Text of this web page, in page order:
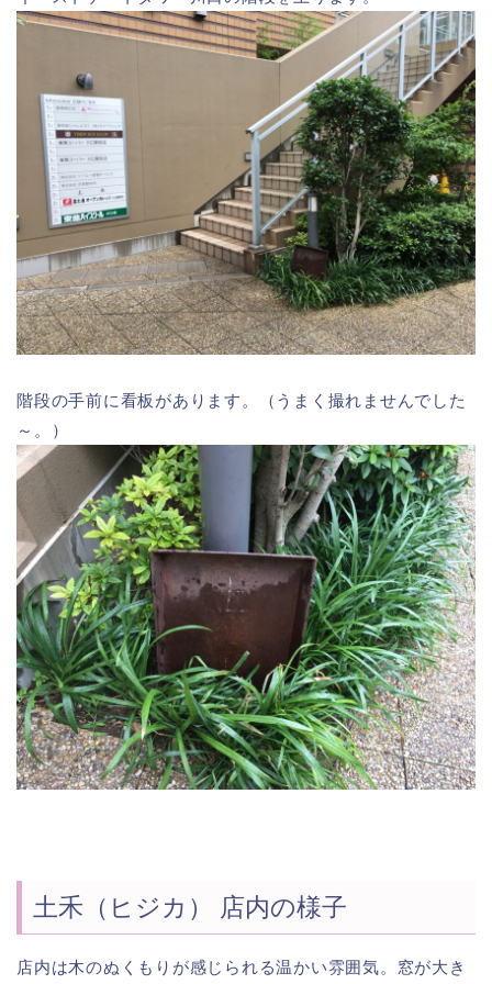
階段の手前に看板があります。（うまく撮れませんでした
～。）
土禾（ヒジカ） 店内の様子
店内は木のぬくもりが感じられる温かい雰囲気。窓が大き